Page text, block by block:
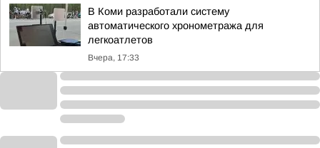
В Коми разработали систему
автоматического хронометража для
легкоатлетов
Вчера, 17:33